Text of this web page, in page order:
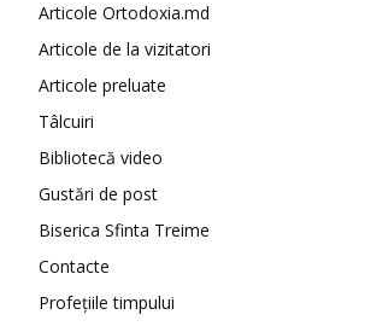
Articole Ortodoxia.md
Articole de la vizitatori
Articole preluate
Tâlcuiri
Bibliotecă video
Gustări de post
Biserica Sfinta Treime
Contacte
Profețiile timpului